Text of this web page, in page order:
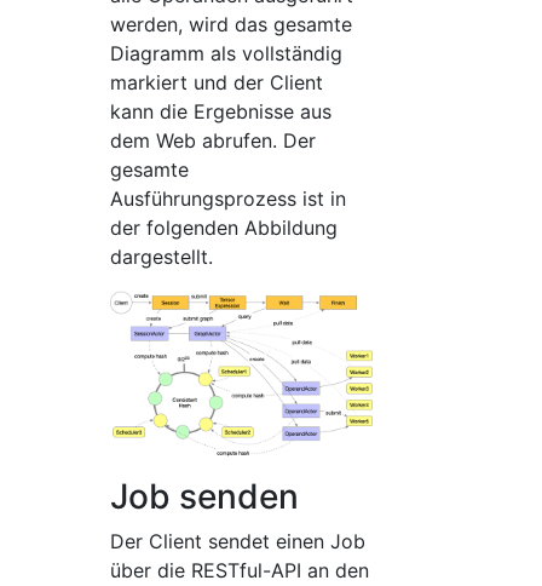
werden, wird das gesamte
Diagramm als vollständig
markiert und der Client
kann die Ergebnisse aus
dem Web abrufen. Der
gesamte
Ausführungsprozess ist in
der folgenden Abbildung
dargestellt.
Job senden
Der Client sendet einen Job
über die RESTful-API an den